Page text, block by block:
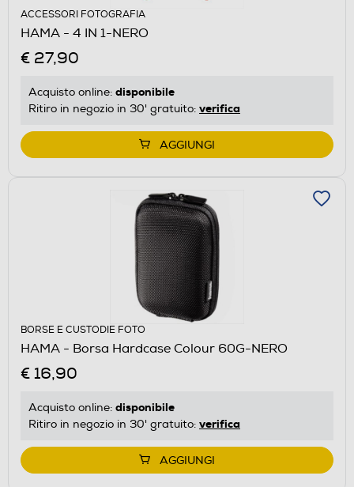
ACCESSORI FOTOGRAFIA
HAMA - 4 IN 1-NERO
€ 27,90
Acquisto online: disponibile
Ritiro in negozio in 30' gratuito: verifica
AGGIUNGI
BORSE E CUSTODIE FOTO
HAMA - Borsa Hardcase Colour 60G-NERO
€ 16,90
Acquisto online: disponibile
Ritiro in negozio in 30' gratuito: verifica
AGGIUNGI